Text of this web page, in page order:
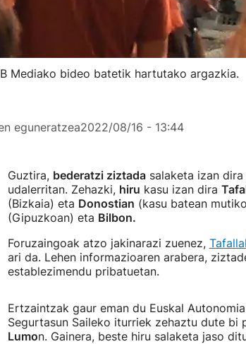
Mediako bideo batetik hartutako argazkia.
eguneratzea2022/08/16 - 13:44
Guztira, bederatzi ziztadasalaketa izan dira
udalerritan. Zehazki, hiru kasu izan dira
(Bizkaia) eta Donostian (kasu batean
(Gipuzkoan) eta Bilbon.
Foruzaingoak atzo jakinarazi zuenez,
ari da. Lehen informazioaren arabera,
establezimendu pribatuetan.
Ertzaintzak gaur eman du Euskal
Segurtasun Saileko iturriek zehaztu dute
Lumon. Gainera, beste hiru salaketa jaso